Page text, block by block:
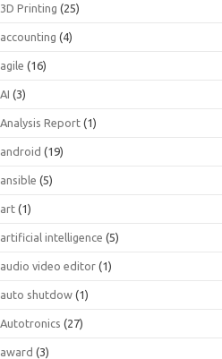
3D Printing (25)
accounting (4)
agile (16)
AI (3)
Analysis Report (1)
android (19)
ansible (5)
art (1)
artificial intelligence (5)
audio video editor (1)
auto shutdow (1)
Autotronics (27)
award (3)